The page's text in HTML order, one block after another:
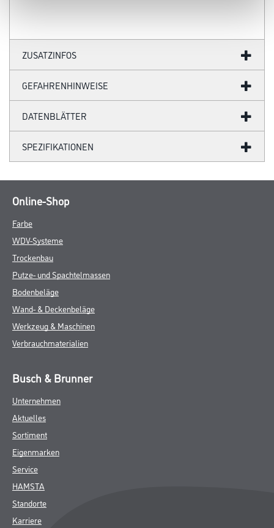
ZUSATZINFOS
GEFAHRENHINWEISE
DATENBLÄTTER
SPEZIFIKATIONEN
Online-Shop
Farbe
WDV-Systeme
Trockenbau
Putze- und Spachtelmassen
Bodenbeläge
Wand- & Deckenbeläge
Werkzeug & Maschinen
Verbrauchmaterialien
Busch & Brunner
Unternehmen
Aktuelles
Sortiment
Eigenmarken
Service
HAMSTA
Standorte
Karriere